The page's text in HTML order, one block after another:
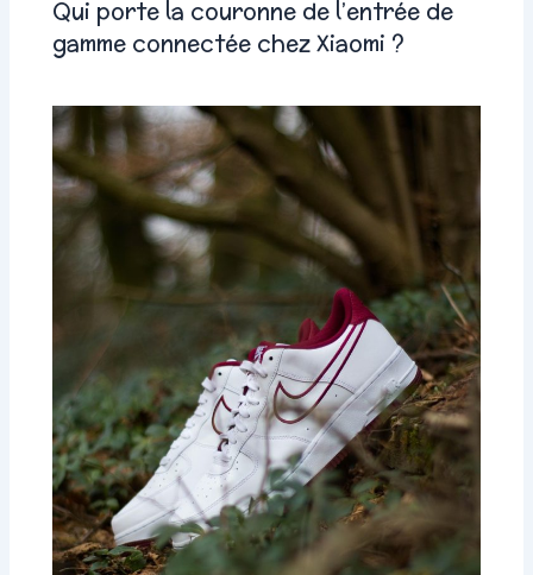
Qui porte la couronne de l’entrée de
gamme connectée chez Xiaomi ?